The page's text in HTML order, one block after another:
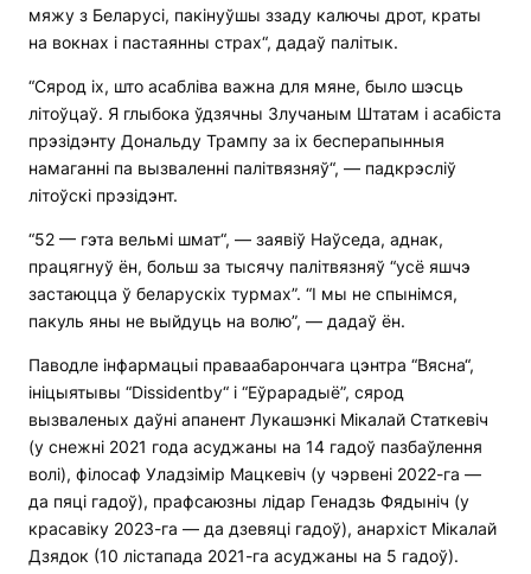
мяжу з Беларусі, пакінуўшы ззаду калючы дрот, краты
на вокнах і пастаянны страх“, дадаў палітык.
“Сярод іх, што асабліва важна для мяне, было шэсць
літоўцаў. Я глыбока ўдзячны Злучаным Штатам і асабіста
прэзідэнту Дональду Трампу за іх бесперапынныя
намаганні па вызваленні палітвязняў“, — падкрэсліў
літоўскі прэзідэнт.
“52 — гэта вельмі шмат“, — заявіў Наўседа, аднак,
працягнуў ён, больш за тысячу палітвязняў “усё яшчэ
застаюцца ў беларускіх турмах”. “І мы не спынімся,
пакуль яны не выйдуць на волю”, — дадаў ён.
Паводле інфармацыі праваабарончага цэнтра “Вясна“,
ініцыятывы “Dissidentby“ і “Еўрарадыё”, сярод
вызваленых даўні апанент Лукашэнкі Мікалай Статкевіч
(у снежні 2021 года асуджаны на 14 гадоў пазбаўлення
волі), філосаф Уладзімір Мацкевіч (у чэрвені 2022-га —
да пяці гадоў), прафсаюзны лідар Генадзь Фядыніч (у
красавіку 2023-га — да дзевяці гадоў), анархіст Мікалай
Дзядок (10 лістапада 2021-га асуджаны на 5 гадоў).